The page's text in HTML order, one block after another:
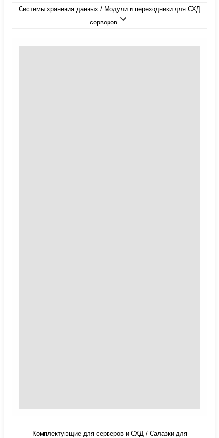
Системы хранения данных / Модули и переходники для СХД
серверов
Комплектующие для серверов и СХД / Салазки для